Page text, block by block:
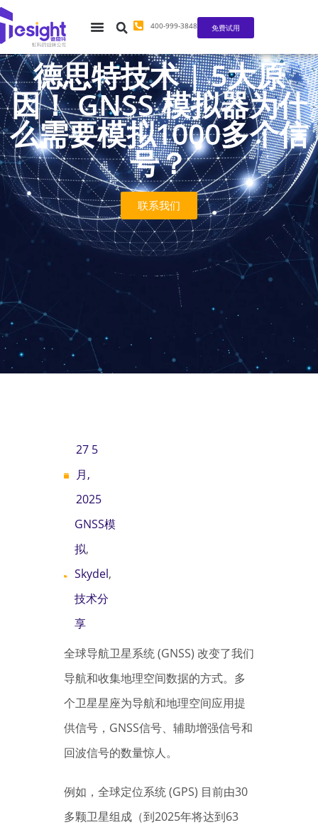
400-999-3848 免费试用
德思特技术 | 5大原
因！ GNSS 模拟器为什
么需要模拟1000多个信
号？
联系我们
27 5
月,
2025
GNSS模
拟,
Skydel,
技术分
享
全球导航卫星系统 (GNSS) 改变了我们
导航和收集地理空间数据的方式。多
个卫星星座为导航和地理空间应用提
供信号，GNSS信号、辅助增强信号和
回波信号的数量惊人。
例如，全球定位系统 (GPS) 目前由30
多颗卫星组成（到2025年将达到63